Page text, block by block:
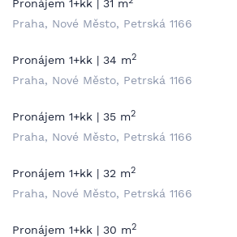
Pronájem 1+kk | 31 m
Praha, Nové Město, Petrská 1166
Pronájem 1+kk | 34 m2
Praha, Nové Město, Petrská 1166
Pronájem 1+kk | 35 m2
Praha, Nové Město, Petrská 1166
Pronájem 1+kk | 32 m2
Praha, Nové Město, Petrská 1166
Pronájem 1+kk | 30 m2